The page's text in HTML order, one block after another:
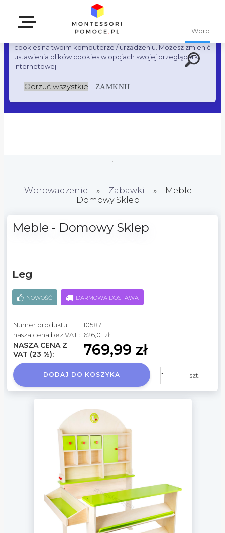
W celu ułatwienia użytkownikom korzystanie z naszego
serwisu wykorzystujemy pliki cookies. Poprzez korzystanie z
cookies na twoim komputerze / urządzeniu. Możesz zmienić
ustawienia plików cookies w opcjach swojej przeglądarki
internetowej.
Odrzuć wszystkie ZAMKNIJ
Wprowadzenie » Zabawki »
Meble -
Domowy Sklep
Meble - Domowy Sklep
Leg
NOWOŚĆ DARMOWA DOSTAWA
Numer produktu:
10587
nasza cena bez VAT : 626,01 zł
NASZA CENA Z
VAT (23 %):
769,99 zł
szt.
DODAJ DO KOSZYKA